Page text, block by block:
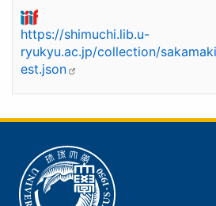
https://shimuchi.lib.u-
ryukyu.ac.jp/collection/
est.json